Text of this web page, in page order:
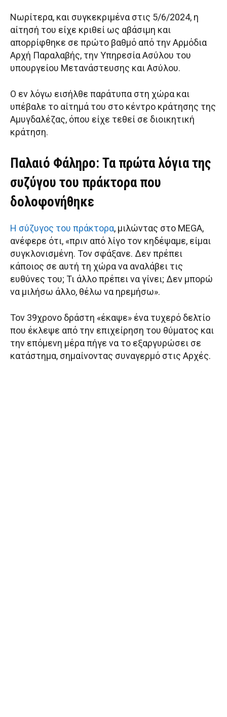
Νωρίτερα, και συγκεκριμένα στις 5/6/2024, η
αίτησή του είχε κριθεί ως αβάσιμη και
απορρίφθηκε σε πρώτο βαθμό από την Αρμόδια
Αρχή Παραλαβής, την Υπηρεσία Ασύλου του
υπουργείου Μετανάστευσης και Ασύλου.
Ο εν λόγω εισήλθε παράτυπα στη χώρα και
υπέβαλε το αίτημά του στο κέντρο κράτησης της
Αμυγδαλέζας, όπου είχε τεθεί σε διοικητική
κράτηση.
Παλαιό Φάληρο: Τα πρώτα λόγια της
συζύγου του πράκτορα που
δολοφονήθηκε
Η σύζυγος του πράκτορα, μιλώντας στο MEGA,
ανέφερε ότι, «πριν από λίγο τον κηδέψαμε, είμαι
συγκλονισμένη. Τον σφάξανε. Δεν πρέπει
κάποιος σε αυτή τη χώρα να αναλάβει τις
ευθύνες του; Τι άλλο πρέπει να γίνει; Δεν μπορώ
να μιλήσω άλλο, θέλω να ηρεμήσω».
Τον 39χρονο δράστη «έκαψε» ένα τυχερό δελτίο
που έκλεψε από την επιχείρηση του θύματος και
την επόμενη μέρα πήγε να το εξαργυρώσει σε
κατάστημα, σημαίνοντας συναγερμό στις Αρχές.